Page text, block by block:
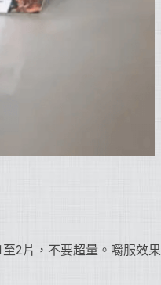
2片，不要超量。嚼服效果